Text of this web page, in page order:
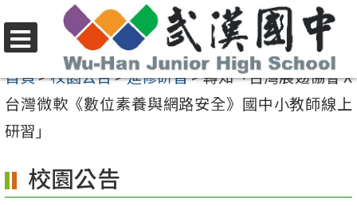
至
要
內
區
選
單
首頁>校園公告>進修研習>轉知「台灣展翅協會 X
台灣微軟《數位素養與網路安全》國中小教師線上
研習」
校園公告